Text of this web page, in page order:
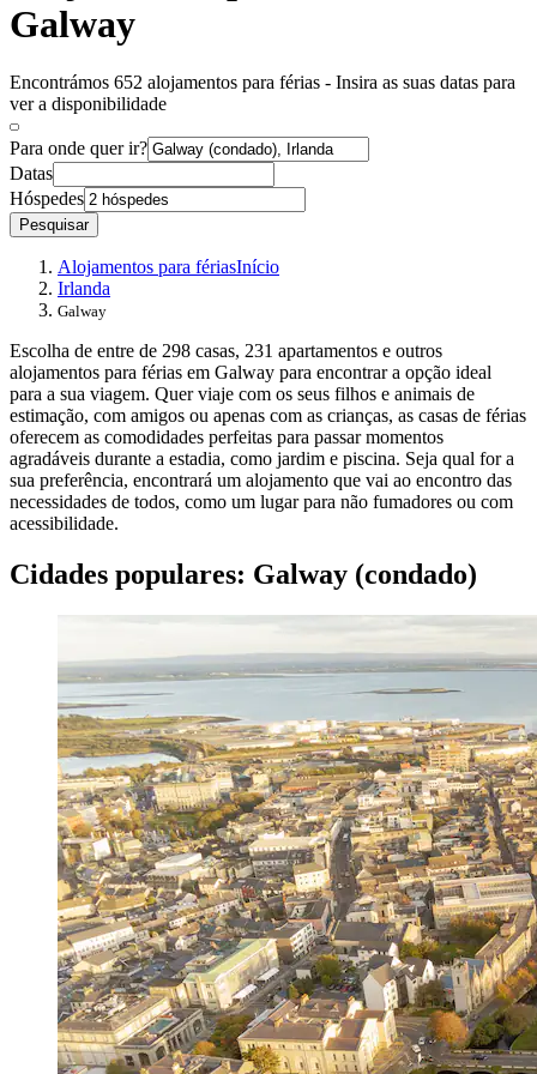
Galway
Encontrámos 652 alojamentos para férias - Insira as suas datas para
ver a disponibilidade
Para onde quer ir?
Datas
Hóspedes
Pesquisar
Alojamentos para fériasInício
Irlanda
Galway
Escolha de entre de 298 casas, 231 apartamentos e outros
alojamentos para férias em Galway para encontrar a opção ideal
para a sua viagem. Quer viaje com os seus filhos e animais de
estimação, com amigos ou apenas com as crianças, as casas de férias
oferecem as comodidades perfeitas para passar momentos
agradáveis durante a estadia, como jardim e piscina. Seja qual for a
sua preferência, encontrará um alojamento que vai ao encontro das
necessidades de todos, como um lugar para não fumadores ou com
acessibilidade.
Cidades populares: Galway (condado)